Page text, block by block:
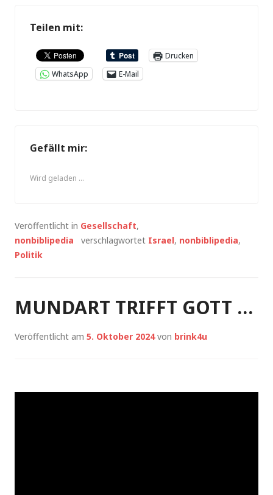
Teilen mit:
Drucken
WhatsApp
E-Mail
Gefällt mir:
Wird geladen …
Veröffentlicht in Gesellschaft,
nonbiblipedia
verschlagwortet Israel, nonbiblipedia,
Politik
MUNDART TRIFFT GOTT …
Veröffentlicht am 5. Oktober 2024von brink4u